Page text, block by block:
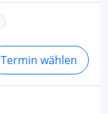
Termin wählen